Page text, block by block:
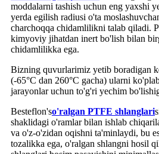
moddalarni tashish uchun eng yaxshi
yerda egilish radiusi o'ta
charchoqqa chidamlilikni talab qiladi.
kimyoviy jihatdan inert bo'lish bilan
chidamlilikka ega.
Bizning quvurlarimiz yetib boradigan
(-65°C dan 260°C gacha) ularni
jarayonlar uchun to'g'ri yechim
Besteflon'so'ralgan PTFE shlanglari
shaklidagi o'ramlar bilan ishlab
va o'z-o'zidan oqishni ta'minlaydi, bu
tozalikka ega, o'ralgan shlangni hosil